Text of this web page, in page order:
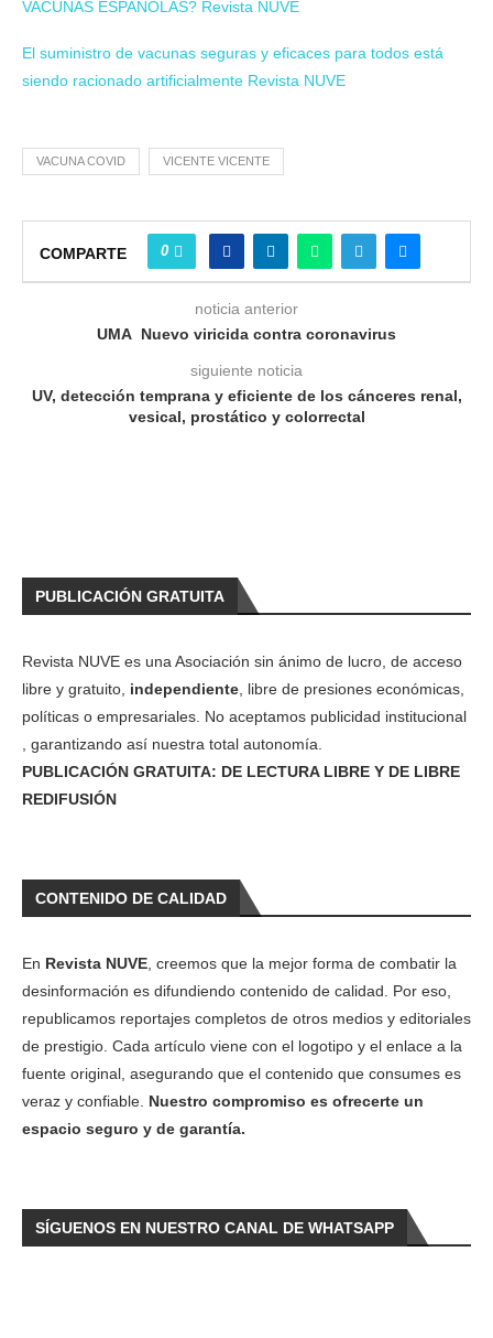
VACUNAS ESPAÑOLAS? Revista NUVE
El suministro de vacunas seguras y eficaces para todos está
siendo racionado artificialmente Revista NUVE
VACUNA COVID VICENTE VICENTE
COMPARTE 0
noticia anterior
UMA Nuevo viricida contra coronavirus
siguiente noticia
UV, detección temprana y eficiente de los cánceres renal,
vesical, prostático y colorrectal
PUBLICACIÓN GRATUITA
Revista NUVE es una Asociación sin ánimo de lucro, de acceso
libre y gratuito, independiente , libre de presiones económicas,
políticas o empresariales. No aceptamos publicidad institucional
, garantizando así nuestra total autonomía.
PUBLICACIÓN GRATUITA: DE LECTURA LIBRE Y DE LIBRE
REDIFUSIÓN
CONTENIDO DE CALIDAD
En Revista NUVE , creemos que la mejor forma de combatir la
desinformación es difundiendo contenido de calidad. Por eso,
republicamos reportajes completos de otros medios y editoriales
de prestigio. Cada artículo viene con el logotipo y el enlace a la
fuente original, asegurando que el contenido que consumes es
veraz y confiable. Nuestro compromiso es ofrecerte un
espacio seguro y de garantía.
SÍGUENOS EN NUESTRO CANAL DE WHATSAPP